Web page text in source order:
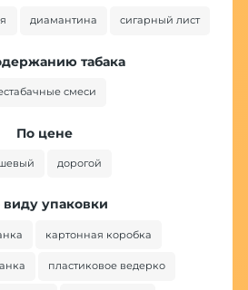
диамантина сигарный лист
табака
смеси
По цене
дорогой
виду упаковки
картонная коробка
пластиковое ведерко